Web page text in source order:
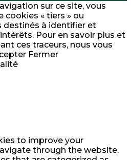
sur ce site, vous
cookies « tiers » ou
destinés à identifier et
Pour en savoir plus et
ces traceurs, nous vous
Fermer
to improve your
through the website.